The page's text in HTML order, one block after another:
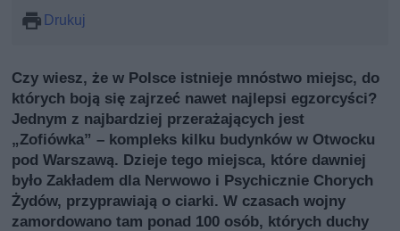
Drukuj
Czy wiesz, że w Polsce istnieje mnóstwo miejsc, do
których boją się zajrzeć nawet najlepsi egzorcyści?
Jednym z najbardziej przerażających jest
„Zofiówka” – kompleks kilku budynków w Otwocku
pod Warszawą. Dzieje tego miejsca, które dawniej
było Zakładem dla Nerwowo i Psychicznie Chorych
Żydów, przyprawiają o ciarki. W czasach wojny
zamordowano tam ponad 100 osób, których duchy